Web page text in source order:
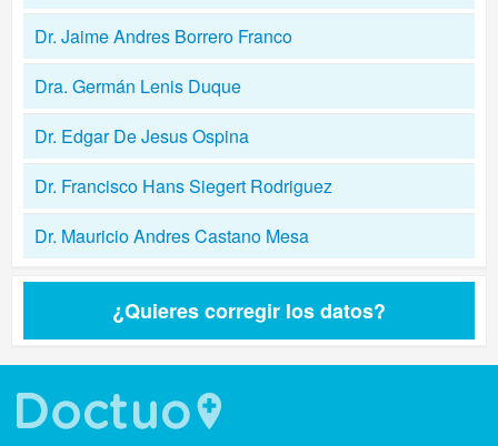
Dr. Jaime Andres Borrero Franco
Dra. Germán Lenis Duque
Dr. Edgar De Jesus Ospina
Dr. Francisco Hans Siegert Rodriguez
Dr. Mauricio Andres Castano Mesa
¿Quieres corregir los datos?